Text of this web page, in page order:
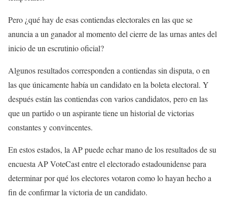
Pero ¿qué hay de esas contiendas electorales en las que se
anuncia a un ganador al momento del cierre de las urnas antes del
inicio de un escrutinio oficial?
Algunos resultados corresponden a contiendas sin disputa, o en
las que únicamente había un candidato en la boleta electoral. Y
después están las contiendas con varios candidatos, pero en las
que un partido o un aspirante tiene un historial de victorias
constantes y convincentes.
En estos estados, la AP puede echar mano de los resultados de su
encuesta AP VoteCast entre el electorado estadounidense para
determinar por qué los electores votaron como lo hayan hecho a
fin de confirmar la victoria de un candidato.